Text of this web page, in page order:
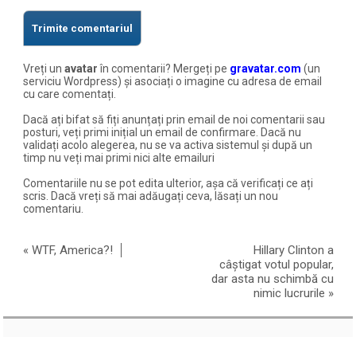
Vreți unavatarîn comentarii? Mergeți pe gravatar.com (un
serviciu Wordpress) și asociați o imagine cu adresa de email
cu care comentați.
Dacă ați bifat să fiți anunțați prin email de noi comentarii sau
posturi, veți primi inițial un email de confirmare. Dacă nu
validați acolo alegerea, nu se va activa sistemul și după un
timp nu veți mai primi nici alte emailuri
Comentariile nu se pot edita ulterior, așa că verificați ce ați
scris. Dacă vreți să mai adăugați ceva, lăsați un nou
comentariu.
«WTF, America?!
Hillary Clinton a
câștigat votul popular,
dar asta nu schimbă cu
nimic lucrurile »